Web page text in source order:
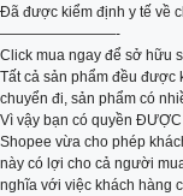
Đã được kiểm định y tế về
————————-
Click mua ngay để sở hữu
Tất cả sản phẩm đều được
chuyển đi, sản phẩm có
Vì vậy bạn có quyền
Shopee vừa cho phép
này có lợi cho cả người
nghĩa với việc khách hàng